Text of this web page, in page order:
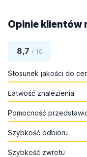
Opinie klientów
8,7 / 10
Stosunek jakości do
Łatwość znalezienia
Pomocność
Szybkość odbioru
Szybkość zwrotu